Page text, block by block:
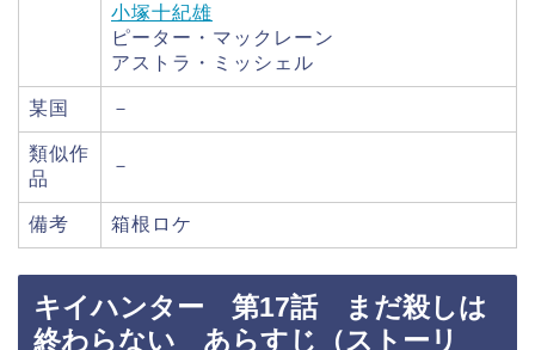
小塚十紀雄
ピーター・マックレーン
アストラ・ミッシェル
某国 －
類似作
品
－
備考 箱根ロケ
キイハンター 第17話 まだ殺しは
終わらない あらすじ（ストーリ